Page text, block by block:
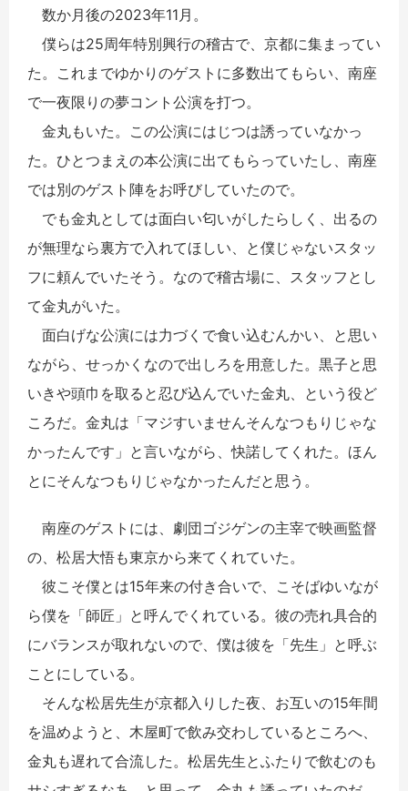
数か月後の2023年11月。
僕らは25周年特別興行の稽古で、京都に集まってい
た。これまでゆかりのゲストに多数出てもらい、南座
で一夜限りの夢コント公演を打つ。
金丸もいた。この公演にはじつは誘っていなかっ
た。ひとつまえの本公演に出てもらっていたし、南座
では別のゲスト陣をお呼びしていたので。
でも金丸としては面白い匂いがしたらしく、出るの
が無理なら裏方で入れてほしい、と僕じゃないスタッ
フに頼んでいたそう。なので稽古場に、スタッフとし
て金丸がいた。
面白げな公演には力づくで食い込むんかい、と思い
ながら、せっかくなので出しろを用意した。黒子と思
いきや頭巾を取ると忍び込んでいた金丸、という役ど
ころだ。金丸は「マジすいませんそんなつもりじゃな
かったんです」と言いながら、快諾してくれた。ほん
とにそんなつもりじゃなかったんだと思う。
南座のゲストには、劇団ゴジゲンの主宰で映画監督
の、松居大悟も東京から来てくれていた。
彼こそ僕とは15年来の付き合いで、こそばゆいなが
ら僕を「師匠」と呼んでくれている。彼の売れ具合的
にバランスが取れないので、僕は彼を「先生」と呼ぶ
ことにしている。
そんな松居先生が京都入りした夜、お互いの15年間
を温めようと、木屋町で飲み交わしているところへ、
金丸も遅れて合流した。松居先生とふたりで飲むのも